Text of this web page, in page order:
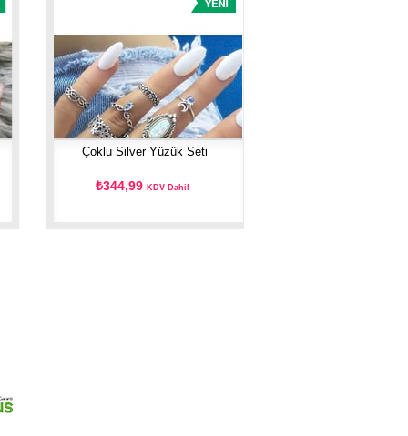
Çoklu Silver Yüzük Seti
₺344,99KDV Dahil